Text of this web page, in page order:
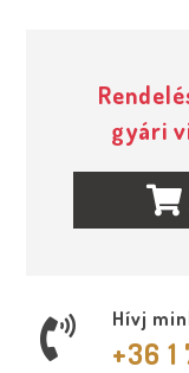
gyári
Hívj
+36